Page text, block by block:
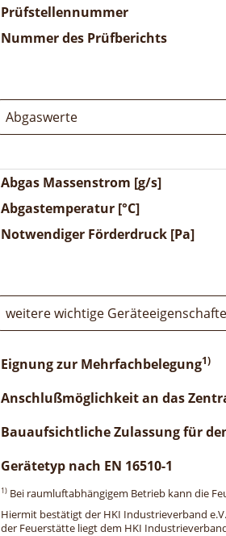
Prüfstellennummer
Nummer des Prüfberichts
Abgaswerte
Abgas Massenstrom [g/s]
Abgastemperatur [°C]
Notwendiger Förderdruck [Pa]
weitere wichtige
Eignung zur Mehrfachbelegung1)
Anschlußmöglichkeit an das
Bauaufsichtliche Zulassung für
Gerätetyp nach EN 16510-1
1) Bei raumluftabhängigem Betrieb kann die
Hiermit bestätigt der HKI Industrieverband
der Feuerstätte liegt dem HKI